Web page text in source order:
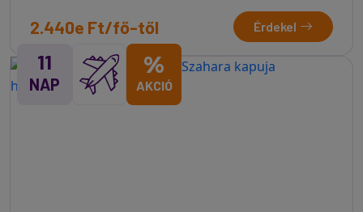
2.440e Ft/fő-től Érdekel
11
NAP
%
AKCIÓ